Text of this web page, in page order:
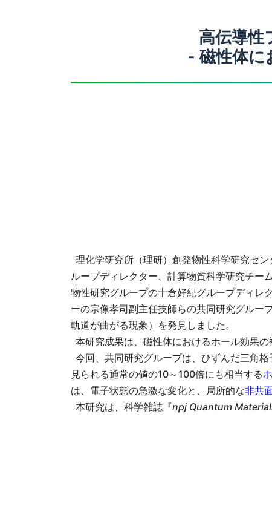
高伝導性
- 磁性体に
理化学研究所（理研）創発物性科学研究セ
ループディレクター、計算物質科学研究チー
物性研究グループの十倉好紀グループディレ
ーの宗像孝司副主任技師らの共同研究グループ
軌道が曲がる現象）を発見しました。
本研究成果は、磁性体におけるホール効果
今回、共同研究グループは、ひずんだ三角
見られる通常の値の10～100倍にも相当する
は、電子状態の急激な変化と、局所的な非共
本研究は、科学雑誌『npj Quantum